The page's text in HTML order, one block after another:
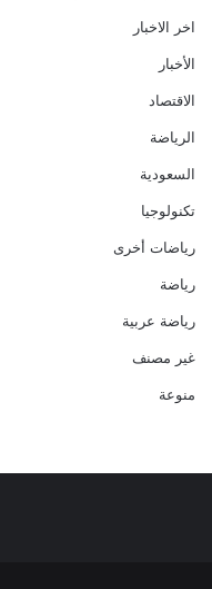
اخر الاخبار
الأخبار
الاقتصاد
الرياضة
السعودية
تكنولوجيا
رياضات أخرى
رياضة
رياضة عربية
غير مصنف
منوعة